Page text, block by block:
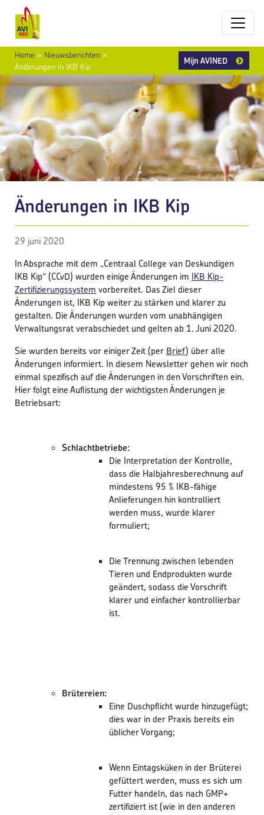
Home » Nieuwsberichten »
Änderungen in IKB Kip
Mijn AVINED
Änderungen in IKB Kip
29 juni 2020
In Absprache mit dem „Centraal College van Deskundigen
IKB Kip“ (CCvD) wurden einige Änderungen im IKB Kip-
Zertifizierungssystem vorbereitet. Das Ziel dieser
Änderungen ist, IKB Kip weiter zu stärken und klarer zu
gestalten. Die Änderungen wurden vom unabhängigen
Verwaltungsrat verabschiedet und gelten ab 1. Juni 2020.
Sie wurden bereits vor einiger Zeit (per Brief) über alle
Änderungen informiert. In diesem Newsletter gehen wir noch
einmal spezifisch auf die Änderungen in den Vorschriften ein.
Hier folgt eine Auflistung der wichtigsten Änderungen je
Betriebsart:
Schlachtbetriebe:
Die Interpretation der Kontrolle,
dass die Halbjahresberechnung auf
mindestens 95 % IKB-fähige
Anlieferungen hin kontrolliert
werden muss, wurde klarer
formuliert;
Die Trennung zwischen lebenden
Tieren und Endprodukten wurde
geändert, sodass die Vorschrift
klarer und einfacher kontrollierbar
ist.
Brütereien:
Eine Duschpflicht wurde hinzugefügt;
dies war in der Praxis bereits ein
üblicher Vorgang;
Wenn Eintagsküken in der Brüterei
gefüttert werden, muss es sich um
Futter handeln, das nach GMP+
zertifiziert ist (wie in den anderen